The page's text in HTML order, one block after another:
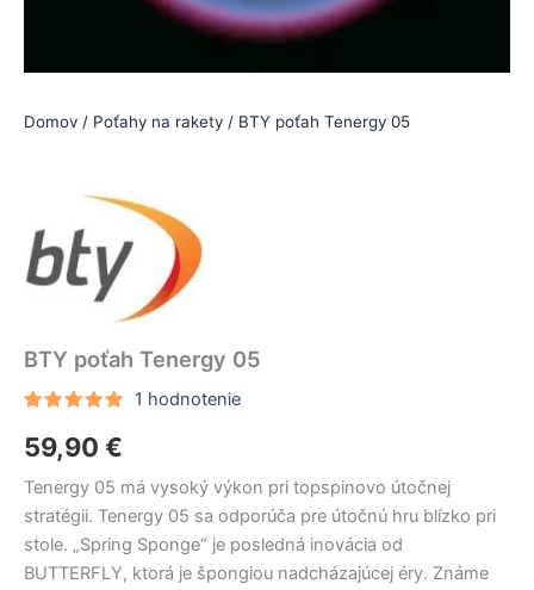
Domov / Poťahy na rakety / BTY poťah Tenergy 05
BTY poťah Tenergy 05
5.00z 5
na základe
recenzie
1 hodnotenie
59,90 €
Tenergy 05 má vysoký výkon pri topspinovo útočnej
stratégii. Tenergy 05 sa odporúča pre útočnú hru blízko pri
stole. „Spring Sponge“ je posledná inovácia od
BUTTERFLY, ktorá je špongiou nadcházajúcej éry. Známe